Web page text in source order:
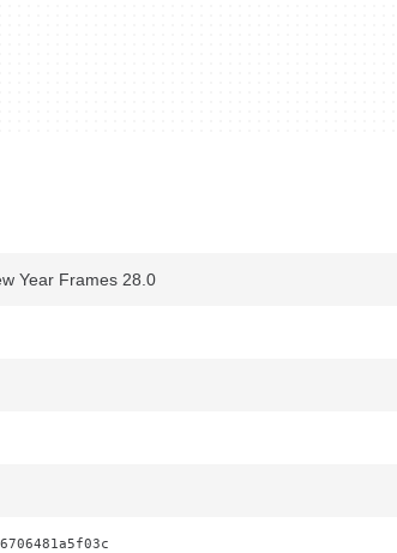
Year Frames 28.0